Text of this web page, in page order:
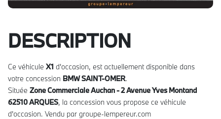
DESCRIPTION
Ce véhicule X1 d'occasion, est actuellement disponible dans
votre concession BMW SAINT-OMER.
Située Zone Commerciale Auchan - 2 Avenue Yves Montand
62510 ARQUES, la concession vous propose ce véhicule
d'occasion. Vendu par groupe-lempereur.com